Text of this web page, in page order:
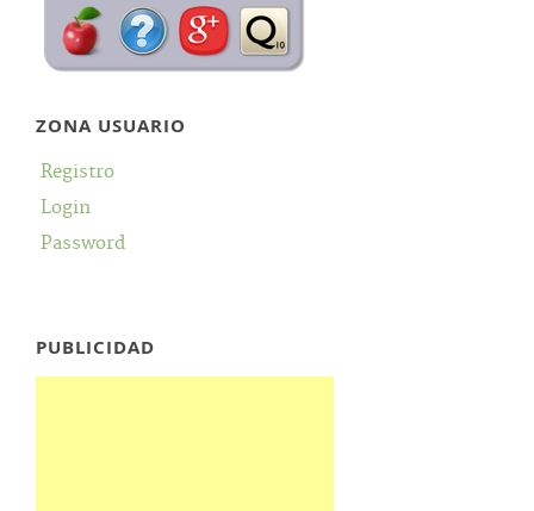
ZONA USUARIO
Registro
Login
Password
PUBLICIDAD